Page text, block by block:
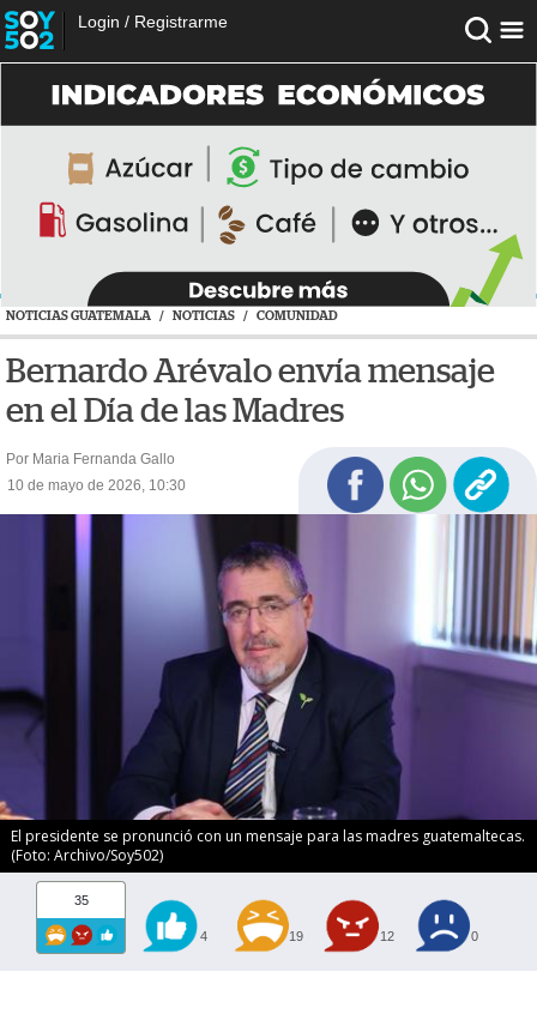
Login / Registrarme
NOTICIAS GUATEMALA / NOTICIAS / COMUNIDAD
Bernardo Arévalo envía mensaje
en el Día de las Madres
Por Maria Fernanda Gallo
10 de mayo de 2026, 10:30
El presidente se pronunció con un mensaje para las madres guatemaltecas.
(Foto: Archivo/Soy502)
35
4 19 12 0